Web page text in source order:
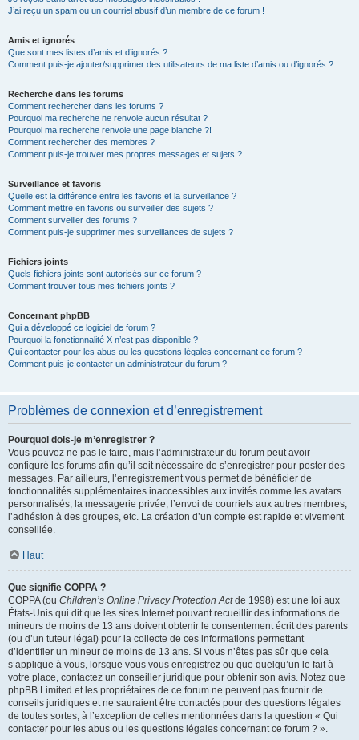
J’ai reçu un spam ou un courriel abusif d’un membre de ce forum !
Amis et ignorés
Que sont mes listes d’amis et d’ignorés ?
Comment puis-je ajouter/supprimer des utilisateurs de ma liste d’amis ou d’ignorés ?
Recherche dans les forums
Comment rechercher dans les forums ?
Pourquoi ma recherche ne renvoie aucun résultat ?
Pourquoi ma recherche renvoie une page blanche ?!
Comment rechercher des membres ?
Comment puis-je trouver mes propres messages et sujets ?
Surveillance et favoris
Quelle est la différence entre les favoris et la surveillance ?
Comment mettre en favoris ou surveiller des sujets ?
Comment surveiller des forums ?
Comment puis-je supprimer mes surveillances de sujets ?
Fichiers joints
Quels fichiers joints sont autorisés sur ce forum ?
Comment trouver tous mes fichiers joints ?
Concernant phpBB
Qui a développé ce logiciel de forum ?
Pourquoi la fonctionnalité X n’est pas disponible ?
Qui contacter pour les abus ou les questions légales concernant ce forum ?
Comment puis-je contacter un administrateur du forum ?
Problèmes de connexion et d’enregistrement
Pourquoi dois-je m’enregistrer ?
Vous pouvez ne pas le faire, mais l’administrateur du forum peut avoir
configuré les forums afin qu’il soit nécessaire de s’enregistrer pour poster des
messages. Par ailleurs, l’enregistrement vous permet de bénéficier de
fonctionnalités supplémentaires inaccessibles aux invités comme les avatars
personnalisés, la messagerie privée, l’envoi de courriels aux autres membres,
l’adhésion à des groupes, etc. La création d’un compte est rapide et vivement
conseillée.
Haut
Que signifie COPPA ?
COPPA (ou Children’s Online Privacy Protection Actde 1998) est une loi aux
États-Unis qui dit que les sites Internet pouvant recueillir des informations de
mineurs de moins de 13 ans doivent obtenir le consentement écrit des parents
(ou d’un tuteur légal) pour la collecte de ces informations permettant
d’identifier un mineur de moins de 13 ans. Si vous n’êtes pas sûr que cela
s’applique à vous, lorsque vous vous enregistrez ou que quelqu’un le fait à
votre place, contactez un conseiller juridique pour obtenir son avis. Notez que
phpBB Limited et les propriétaires de ce forum ne peuvent pas fournir de
conseils juridiques et ne sauraient être contactés pour des questions légales
de toutes sortes, à l’exception de celles mentionnées dans la question « Qui
contacter pour les abus ou les questions légales concernant ce forum ? ».